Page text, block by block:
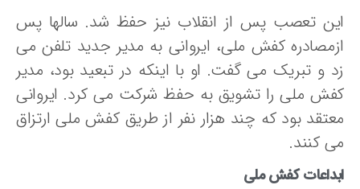
تعصب پس از انقلاب نیز حفظ شد. سالها پس
کفش ملی، ایروانی به مدیر جدید تلفن می
و تبریک می گفت. او با اینکه در تبعید بود، مدیر
ملی را تشویق به حفظ شرکت می کرد. ایروانی
بود که چند هزار نفر از طریق کفش ملی ارتزاق
کنند.
کفش ملی